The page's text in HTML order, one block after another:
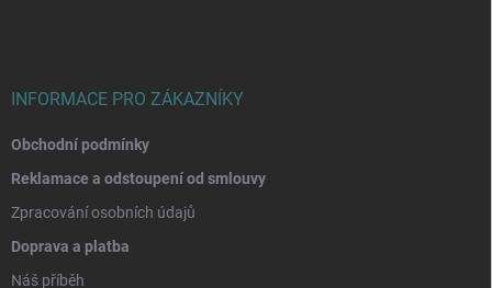
INFORMACE PRO ZÁKAZNÍKY
Obchodní podmínky
Reklamace a odstoupení od smlouvy
Zpracování osobních údajů
Doprava a platba
Náš příběh